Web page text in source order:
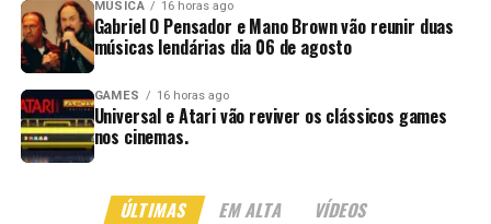
MÚSICA 16 horas ago
Gabriel O Pensador e Mano Brown vão reunir duas
músicas lendárias dia 06 de agosto
GAMES 16 horas ago
Universal e Atari vão reviver os clássicos games
nos cinemas.
ÚLTIMAS EM ALTA VÍDEOS